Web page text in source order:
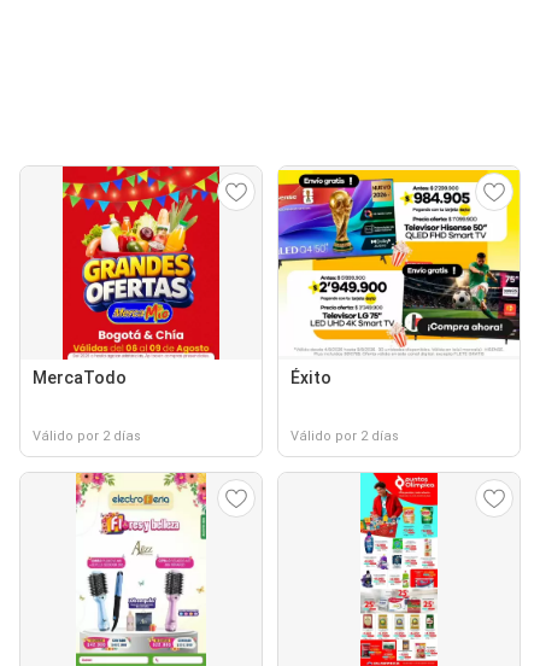
MercaTodo
Válido por 2 días
Éxito
Válido por 2 días